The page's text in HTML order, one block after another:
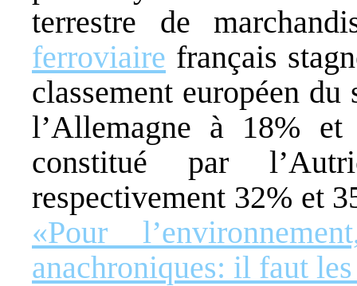
terrestre de
ferroviaire français
classement européen
l’Allemagne à 18%
constitué par
respectivement 32% et
«Pour
anachroniques: il faut